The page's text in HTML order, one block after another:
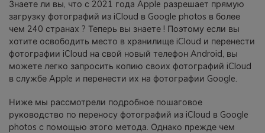
Знаете ли вы, что с 2021 года Apple разрешает прямую
загрузку фотографий из iCloud в Google photos в более
чем 240 странах ? Теперь вы знаете ! Поэтому если вы
хотите освободить место в хранилище iCloud и перенести
фотографии iCloud на свой новый телефон Android, вы
можете легко запросить копию своих фотографий iCloud
в службе Apple и перенести их на фотографии Google.
Ниже мы рассмотрели подробное пошаговое
руководство по переносу фотографий из iCloud в Google
photos с помощью этого метода. Однако прежде чем